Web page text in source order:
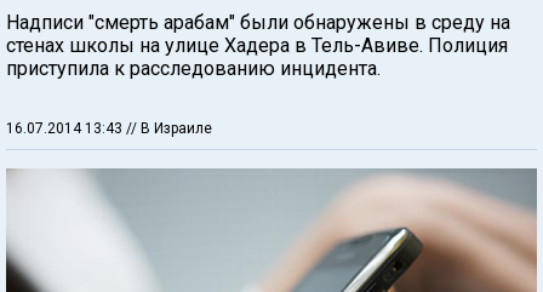
Надписи "смерть арабам" были обнаружены в среду на
стенах школы на улице Хадера в Тель-Авиве. Полиция
приступила к расследованию инцидента.
16.07.2014 13:43 // В Израиле